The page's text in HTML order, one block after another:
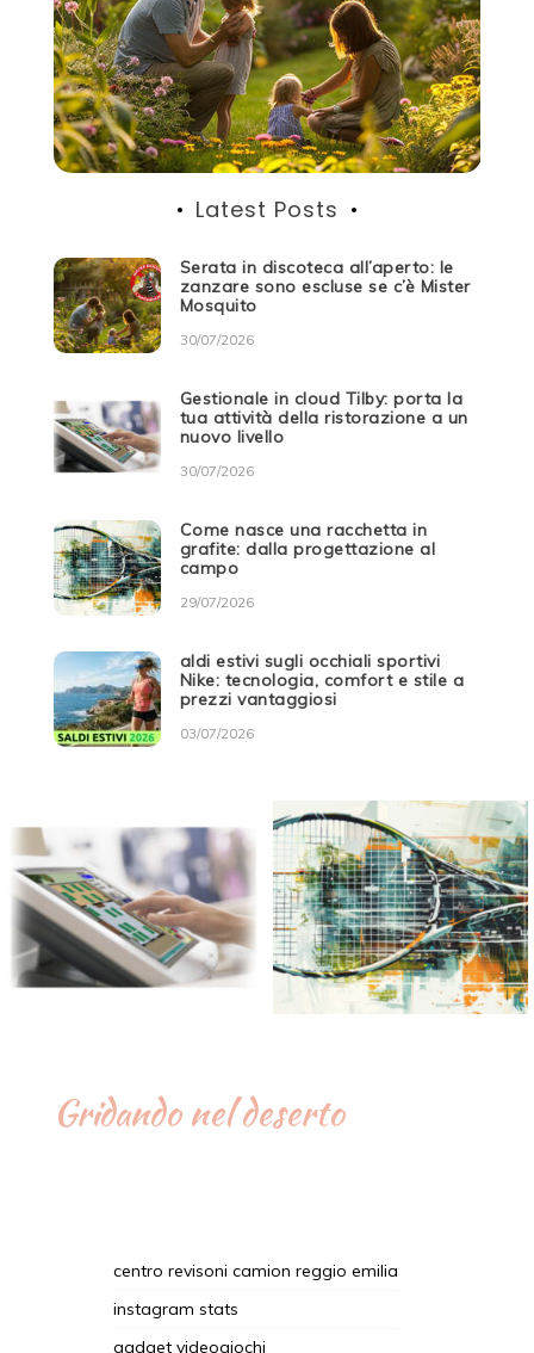
Latest Posts
Serata in discoteca all’aperto: le
zanzare sono escluse se c’è Mister
Mosquito
30/07/2026
Gestionale in cloud Tilby: porta la
tua attività della ristorazione a un
nuovo livello
30/07/2026
Come nasce una racchetta in
grafite: dalla progettazione al
campo
29/07/2026
aldi estivi sugli occhiali sportivi
Nike: tecnologia, comfort e stile a
prezzi vantaggiosi
03/07/2026
Gridando nel deserto
centro revisoni camion reggio emilia
instagram stats
gadget videogiochi